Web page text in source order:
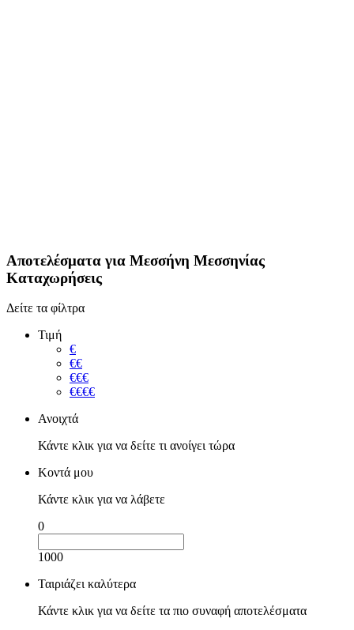
Αποτελέσματα για Μεσσήνη Μεσσηνίας
Καταχωρήσεις
Δείτε τα φίλτρα
Τιμή
€
€€
€€€
€€€€
Ανοιχτά
Κάντε κλικ για να δείτε τι ανοίγει τώρα
Κοντά μου
Κάντε κλικ για να λάβετε
0
1000
Ταιριάζει καλύτερα
Κάντε κλικ για να δείτε τα πιο συναφή αποτελέσματα